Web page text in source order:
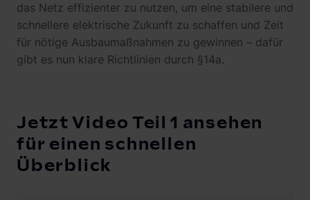
das Netz effizienter zu nutzen, um eine stabilere und
schnellere elektrische Zukunft zu schaffen und Zeit
für nötige Ausbaumaßnahmen zu gewinnen – dafür
gibt es nun klare Richtlinien durch §14a.
Jetzt Video Teil 1 ansehen
für einen schnellen
Überblick